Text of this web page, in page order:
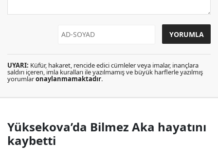
UYARI: Küfür, hakaret, rencide edici cümleler veya imalar, inançlara
saldırı içeren, imla kuralları ile yazılmamış ve büyük harflerle yazılmış
yorumlaronaylanmamaktadır.
Yüksekova’da Bilmez Aka hayatını
kaybetti